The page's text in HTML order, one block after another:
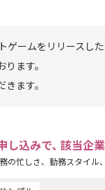
ゲームをリリースし
ます。
ます。
し込みで､ 該当企
の忙しさ、勤務スタイル